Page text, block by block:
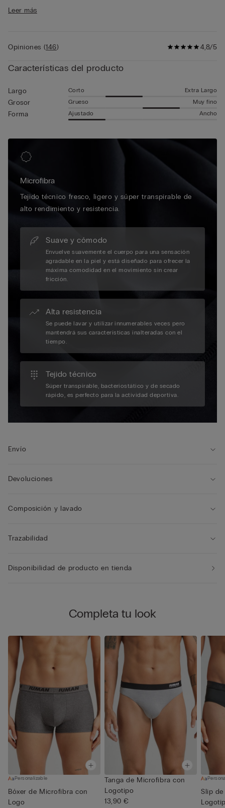
sensación de segunda piel. La goma a la vista con el logo,
ligeramente afelpada en su interior, ciñe totalmente la cinturilla
• Se ajusta suavemente al cuerpo
Leer más
4,8/5
Opiniones (146)
Características del producto
Largo Corto Extra Largo
Grosor Grueso Muy fino
Forma Ajustado Ancho
Microfibra
Tejido técnico fresco, ligero y súper transpirable de
alto rendimiento y resistencia.
Suave y cómodo
Envuelve suavemente el cuerpo para una sensación
agradable en la piel y está diseñado para ofrecer la
máxima comodidad en el movimiento sin crear
fricción.
Alta resistencia
Se puede lavar y utilizar innumerables veces pero
mantendrá sus características inalteradas con el
tiempo.
Tejido técnico
Súper transpirable, bacteriostático y de secado
rápido, es perfecto para la actividad deportiva.
Envío
Devoluciones
Composición y lavado
Trazabilidad
Disponibilidad de producto en tienda
Completa tu look
Personalizable
Bóxer de Microfibra con
Logo
Tanga de Microfibra con
Logotipo
13,90 €
Slip